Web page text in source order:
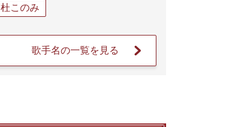
杜このみ
歌手名の一覧を見る